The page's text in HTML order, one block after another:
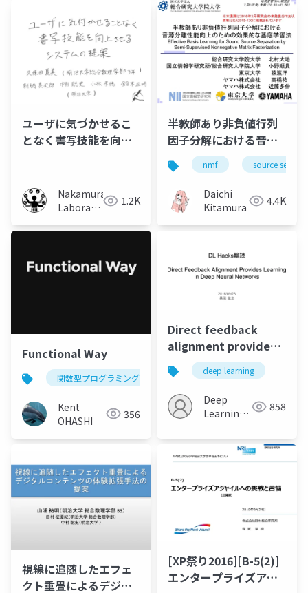
low-rank matrix
decomposition –
Independent low-
rank matrix analysis–
ユーザに気づかせるこ
となく書写技能を向上
Nakamura
Laboratory
University)
1.2K
半教師あり非負値行列
因子分解における音源
分離性能向上のための
効果的な基底学習法
nmf source
Daichi
Kitamura
4.4K
Functional Way
関数型プログラミング python haskell
Kent
OHASHI
356
Direct feedback
alignment provides
learning in Deep
Neural Networks
deep learning
Deep
Learning
858
視線に追随したエフェ
クト重畳によるデジタ
[XP祭り2016][B-5(2)]
エンタープライズアジ